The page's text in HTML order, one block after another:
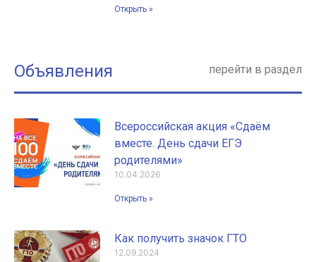
Открыть »
Объявления перейти в раздел
Всероссийская акция «Сдаём
вместе. День сдачи ЕГЭ
родителями»
10.04.2026
Открыть »
Как получить значок ГТО
12.09.2024